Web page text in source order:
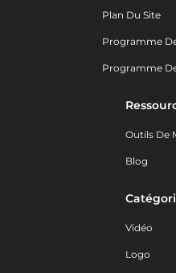
Plan Du Site
Programme
Programme
Outils De
Blog
Vidéo
Logo